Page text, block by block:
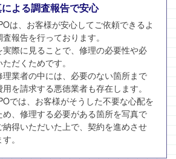
よる調査報告で安心
は、お客様が安心してご依頼できるよ
報告を行っております。
際に見ることで、修理の必要性や必
だくためです。
業者の中には、必要のない箇所まで
を請求する悪徳業者も存在します。
では、お客様がそうした不要な心配を
め、修理する必要がある箇所を写真で
得いただいた上で、契約を進めさせ
。